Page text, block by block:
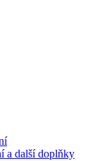
a další doplňky